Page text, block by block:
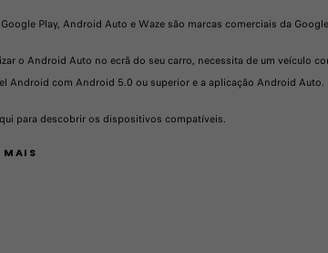
Play, Android Auto e Waze são marcas comerciais da
o Android Auto no ecrã do seu carro, necessita de um veículo
Android com Android 5.0 ou superior e a aplicação Android Auto.
para descobrir os dispositivos compatíveis.
MAIS